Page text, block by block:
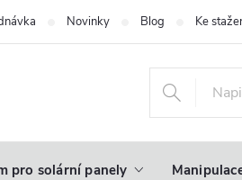
Novinky Blog Ke
pro solární panely